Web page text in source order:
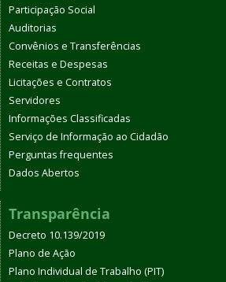
Participação Social
Auditorias
Convênios e Transferências
Receitas e Despesas
Licitações e Contratos
Servidores
Informações Classificadas
Serviço de Informação ao Cidadão
Perguntas frequentes
Dados Abertos
Transparência
Decreto 10.139/2019
Plano de Ação
Plano Individual de Trabalho (PIT)